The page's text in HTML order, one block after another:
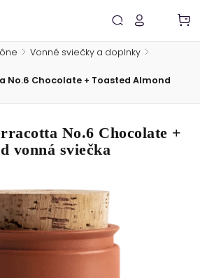
/ Vonné sviečky a doplnky /
No.6 Chocolate + Toasted Almond
No.6 Chocolate +
vonná sviečka